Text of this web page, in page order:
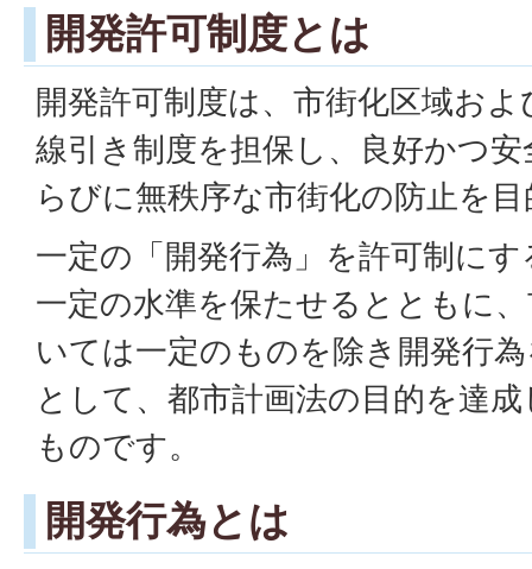
開発許可制度とは
開発許可制度は、市街化区域お
線引き制度を担保し、良好かつ
らびに無秩序な市街化の防止を
一定の「開発行為」を許可制に
一定の水準を保たせるとともに
いては一定のものを除き開発行
として、都市計画法の目的を達
ものです。
開発行為とは